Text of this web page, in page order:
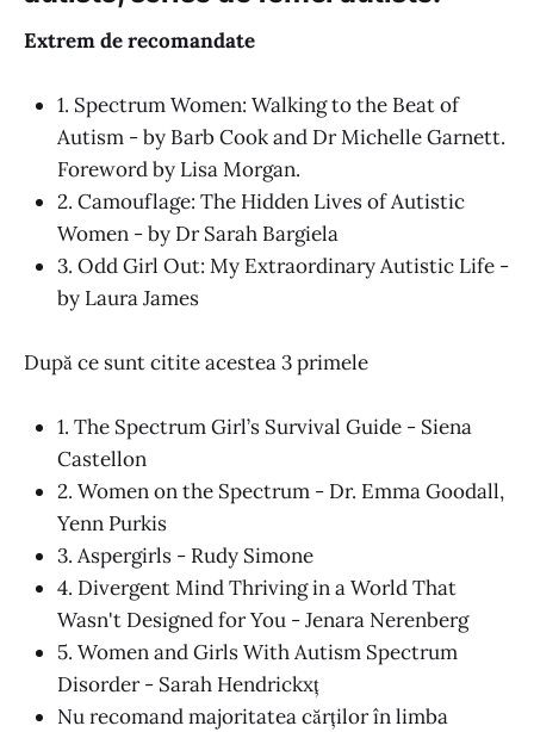
Extrem de recomandate
1. Spectrum Women: Walking to the Beat of
Autism - by Barb Cook and Dr Michelle Garnett.
Foreword by Lisa Morgan.
2. Camouflage: The Hidden Lives of Autistic
Women - by Dr Sarah Bargiela
3. Odd Girl Out: My Extraordinary Autistic Life -
by Laura James
După ce sunt citite acestea 3 primele
1. The Spectrum Girl’s Survival Guide - Siena
Castellon
2. Women on the Spectrum - Dr. Emma Goodall,
Yenn Purkis
3. Aspergirls - Rudy Simone
4. Divergent Mind Thriving in a World That
Wasn't Designed for You - Jenara Nerenberg
5. Women and Girls With Autism Spectrum
Disorder - Sarah Hendrickxț
Nu recomand majoritatea cărților în limba